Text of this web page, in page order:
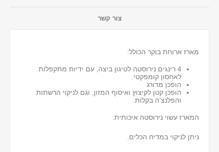
צור קשר
מארז ארוחת בוקר הכולל:
4 רינגים נירוסטה לטיגון ביצה, עם ידיות מתקפלות
לאחסון קומפקטי.
הופכן מדורג
הופכן קטן לקיצוץ ואיסוף המזון, וגם לניקוי הרשתות
והפלנצ’ה בקלות.
המארז עשוי נירוסטה איכותית.
ניתן לניקוי במדיח הכלים.